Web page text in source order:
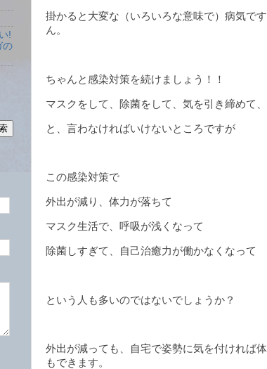
掛かると大変な（いろいろな意味で）病気で
ん。
ちゃんと感染対策を続けましょう！！
マスクをして、除菌をして、気を引き締めて
と、言わなければいけないところですが
この感染対策で
外出が減り、体力が落ちて
マスク生活で、呼吸が浅くなって
除菌しすぎて、自己治癒力が働かなくなって
という人も多いのではないでしょうか？
外出が減っても、自宅で姿勢に気を付ければ
もできます。
!
の